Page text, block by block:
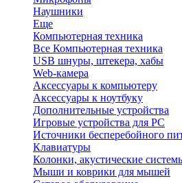
Наушники
Еще
Компьютерная техника
Все Компьютерная техника
USB шнуры, штекера, хабы
Web-камера
Аксессуары к компьютеру
Аксессуары к ноутбуку
Дополнительные устройства
Игровые устройства для PC
Источники бесперебойного
Клавиатуры
Колонки, акустические
Мыши и коврики для мышей